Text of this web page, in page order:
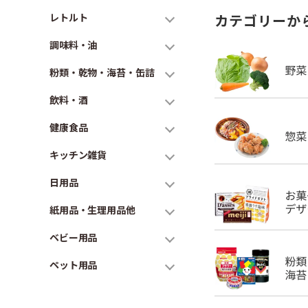
レトルト
調味料・油
粉類・乾物・海苔・缶詰
飲料・酒
健康食品
キッチン雑貨
日用品
紙用品・生理用品他
ベビー用品
ペット用品
カテゴリーか